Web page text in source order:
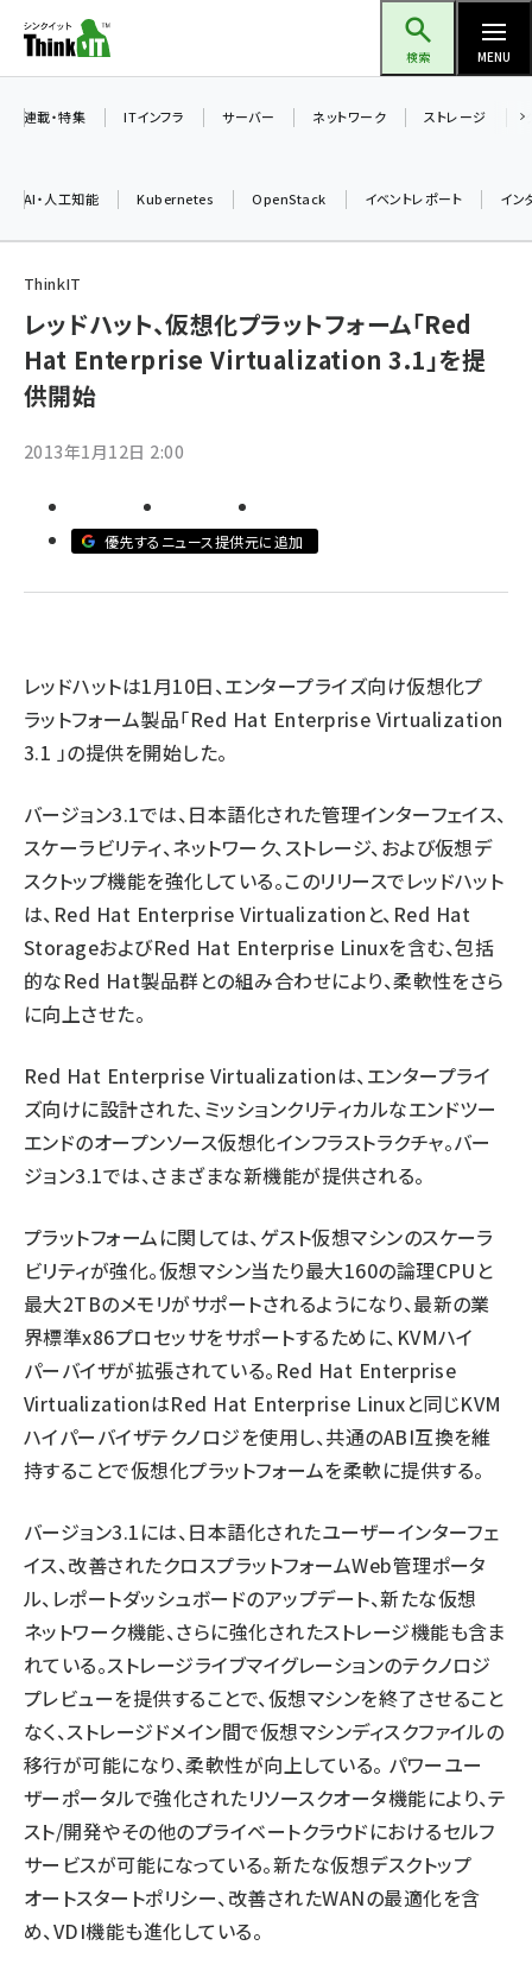
ン
ツ
検索 MENU
加藤銘のチーム貢献～仲間と築いた勝利の絆～ (2325)
iot女子会 (2290)
北海道をのんびり旅する晴山佳須夫のヒント集！ (2047)
drupal (1963)
abc123 (1367)
連載・特集 ITインフラ サーバー ネットワーク ストレージ
AI・人工知能 Kubernetes OpenStack イベントレポート イン
ThinkIT
レッドハット、仮想化プラットフォーム「Red
Hat Enterprise Virtualization 3.1」を提
供開始
2013年1月12日 2:00
優先するニュース提供元に追加
レッドハットは1月10日、エンタープライズ向け仮想化プ
ラットフォーム製品「Red Hat Enterprise Virtualization
3.1 」の提供を開始した。
バージョン3.1では、日本語化された管理インターフェイス、
スケーラビリティ、ネットワーク、ストレージ、および仮想デ
スクトップ機能を強化している。このリリースでレッドハット
は、Red Hat Enterprise Virtualizationと、Red Hat
StorageおよびRed Hat Enterprise Linuxを含む、包括
的なRed Hat製品群との組み合わせにより、柔軟性をさら
に向上させた。
Red Hat Enterprise Virtualizationは、エンタープライ
ズ向けに設計された、ミッションクリティカルなエンドツー
エンドのオープンソース仮想化インフラストラクチャ。バー
ジョン3.1では、さまざまな新機能が提供される。
プラットフォームに関しては、ゲスト仮想マシンのスケーラ
ビリティが強化。仮想マシン当たり最大160の論理CPUと
最大2TBのメモリがサポートされるようになり、最新の業
界標準x86プロセッサをサポートするために、KVMハイ
パーバイザが拡張されている。Red Hat Enterprise
VirtualizationはRed Hat Enterprise Linuxと同じKVM
ハイパーバイザテクノロジを使用し、共通のABI互換を維
持することで仮想化プラットフォームを柔軟に提供する。
バージョン3.1には、日本語化されたユーザーインターフェ
イス、改善されたクロスプラットフォームWeb管理ポータ
ル、レポートダッシュボードのアップデート、新たな仮想
ネットワーク機能、さらに強化されたストレージ機能も含ま
れている。ストレージライブマイグレーションのテクノロジ
プレビューを提供することで、仮想マシンを終了させること
なく、ストレージドメイン間で仮想マシンディスクファイルの
移行が可能になり、柔軟性が向上している。 パワーユー
ザーポータルで強化されたリソースクオータ機能により、テ
スト/開発やその他のプライベートクラウドにおけるセルフ
サービスが可能になっている。新たな仮想デスクトップ
オートスタートポリシー、改善されたWANの最適化を含
め、VDI機能も進化している。